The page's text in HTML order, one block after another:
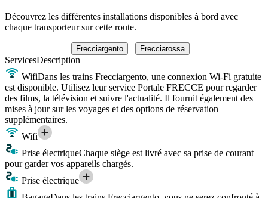
Découvrez les différentes installations disponibles à bord avec
chaque transporteur sur cette route.
Frecciargento Frecciarossa
ServicesDescription
WifiDans les trains Frecciargento, une connexion Wi-Fi gratuite
est disponible. Utilisez leur service Portale FRECCE pour regarder
des films, la télévision et suivre l'actualité. Il fournit également des
mises à jour sur les voyages et des options de réservation
supplémentaires.
Wifi
Prise électriqueChaque siège est livré avec sa prise de courant
pour garder vos appareils chargés.
Prise électrique